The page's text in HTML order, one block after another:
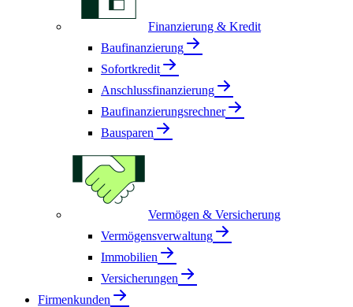
Finanzierung & Kredit
Baufinanzierung
Sofortkredit
Anschlussfinanzierung
Baufinanzierungsrechner
Bausparen
Vermögen & Versicherung
Vermögensverwaltung
Immobilien
Versicherungen
Firmenkunden